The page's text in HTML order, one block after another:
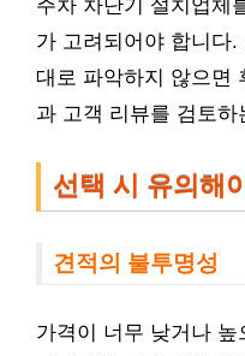
주차 차단기 설치업체
가 고려되어야 합니다
대로 파악하지 않으면
과 고객 리뷰를 검토
선택 시 유의해
견적의 불투명성
가격이 너무 낮거나